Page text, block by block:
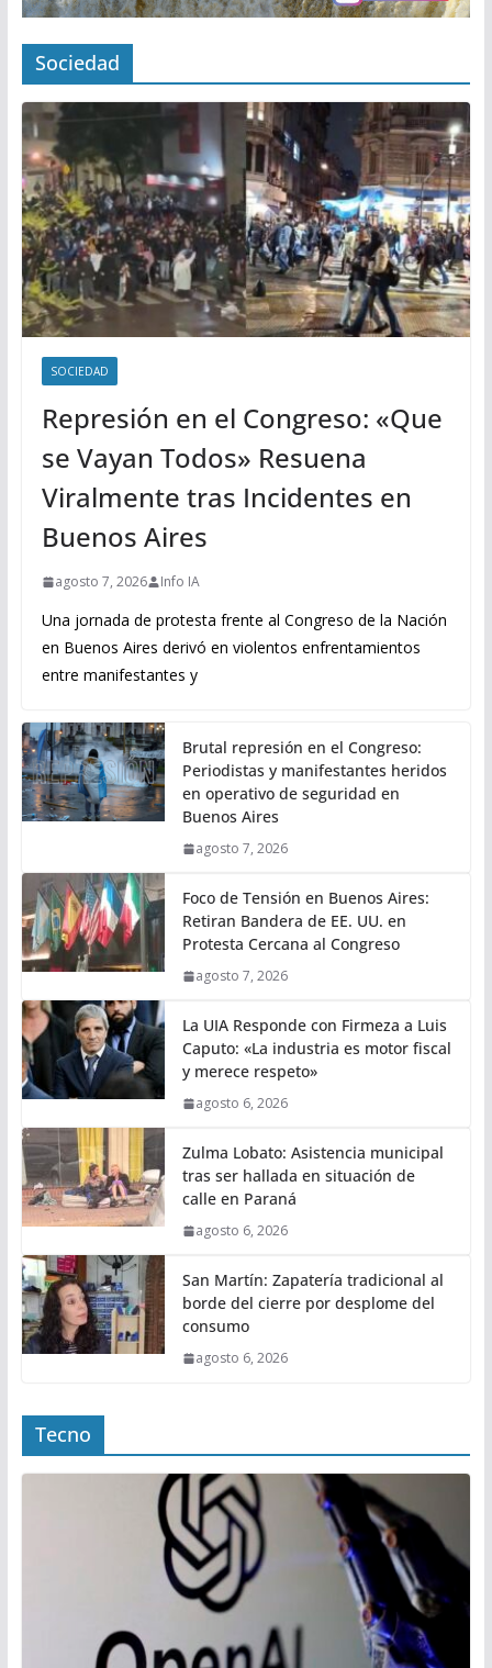
Sociedad
SOCIEDAD
Represión en el Congreso: «Que
se Vayan Todos» Resuena
Viralmente tras Incidentes en
Buenos Aires
agosto 7, 2026 Info IA
Una jornada de protesta frente al Congreso de la Nación
en Buenos Aires derivó en violentos enfrentamientos
entre manifestantes y
Brutal represión en el Congreso:
Periodistas y manifestantes heridos
en operativo de seguridad en
Buenos Aires
agosto 7, 2026
Foco de Tensión en Buenos Aires:
Retiran Bandera de EE. UU. en
Protesta Cercana al Congreso
agosto 7, 2026
La UIA Responde con Firmeza a Luis
Caputo: «La industria es motor fiscal
y merece respeto»
agosto 6, 2026
Zulma Lobato: Asistencia municipal
tras ser hallada en situación de
calle en Paraná
agosto 6, 2026
San Martín: Zapatería tradicional al
borde del cierre por desplome del
consumo
agosto 6, 2026
Tecno